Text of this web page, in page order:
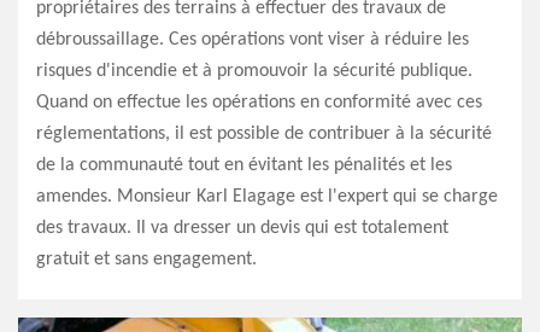
propriétaires des terrains à effectuer des travaux de
débroussaillage. Ces opérations vont viser à réduire les
risques d'incendie et à promouvoir la sécurité publique.
Quand on effectue les opérations en conformité avec ces
réglementations, il est possible de contribuer à la sécurité
de la communauté tout en évitant les pénalités et les
amendes. Monsieur Karl Elagage est l'expert qui se charge
des travaux. Il va dresser un devis qui est totalement
gratuit et sans engagement.